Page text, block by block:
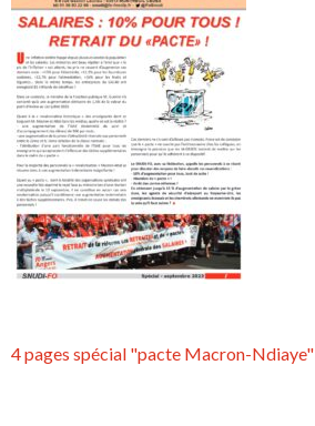
4 pages spécial "pacte Macron-Ndiaye"